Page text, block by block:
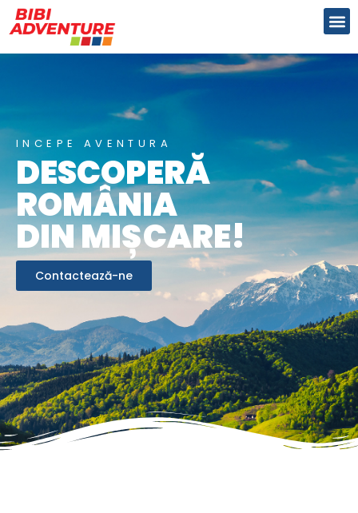
INCEPE AVENTURA
DESCOPERĂ
ROMÂNIA
DIN MIȘCARE!
Contactează-ne